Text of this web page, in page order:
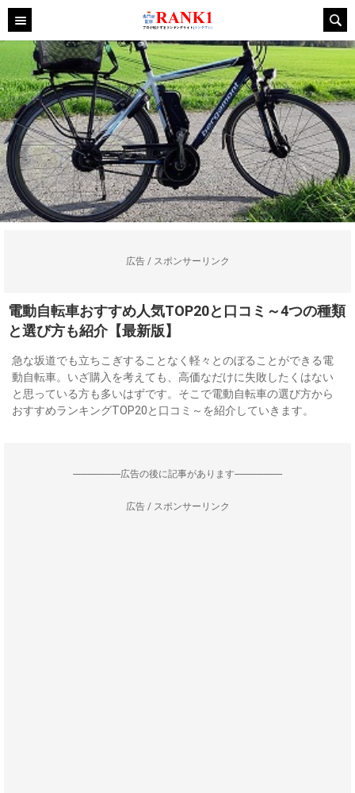
広告 / スポンサーリンク
電動自転車おすすめ人気TOP20と口コミ～4つの種類
と選び方も紹介【最新版】
急な坂道でも立ちこぎすることなく軽々とのぼることができる電
動自転車。いざ購入を考えても、高価なだけに失敗したくはない
と思っている方も多いはずです。そこで電動自転車の選び方から
おすすめランキングTOP20と口コミ～を紹介していきます。
--------------------広告の後に記事があります--------------------
広告 / スポンサーリンク